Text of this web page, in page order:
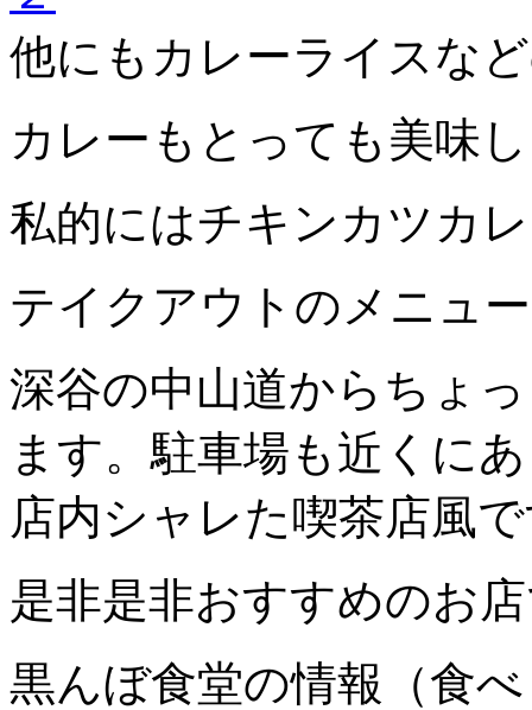
他にもカレーライスな
カレーもとっても美味
私的にはチキンカツカ
テイクアウトのメニュ
深谷の中山道からちょ
ます。駐車場も近くに
店内シャレた喫茶店風
是非是非おすすめのお
黒んぼ食堂の情報（